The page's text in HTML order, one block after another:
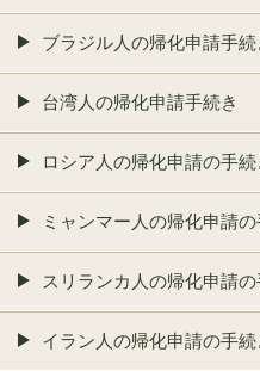
ブラジル人の帰化申請手続
台湾人の帰化申請手続き
ロシア人の帰化申請の手続
ミャンマー人の帰化申請の
スリランカ人の帰化申請の
イラン人の帰化申請の手続